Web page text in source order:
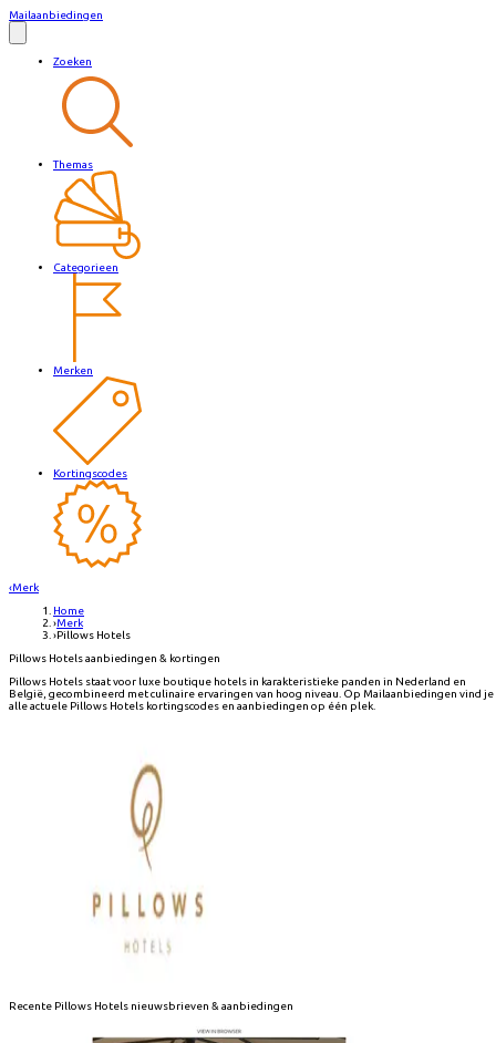
Mailaanbiedingen
Zoeken
Themas
Categorieen
Merken
Kortingscodes
‹Merk
Home
›Merk
›Pillows Hotels
Pillows Hotels aanbiedingen & kortingen
Pillows Hotels staat voor luxe boutique hotels in karakteristieke panden in Nederland en
België, gecombineerd met culinaire ervaringen van hoog niveau. Op Mailaanbiedingen vind je
alle actuele Pillows Hotels kortingscodes en aanbiedingen op één plek.
Recente Pillows Hotels nieuwsbrieven & aanbiedingen